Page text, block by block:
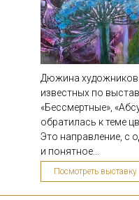
Посмотреть выставку
Дюжина художников
известных по
«Бессмертные»,
обратилась к теме
Это направление, с
и понятное...
Арт-проект
"Абсурдистика"